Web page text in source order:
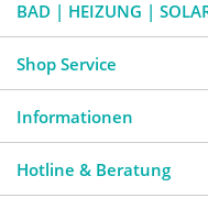
BAD | HEIZUNG |
Shop Service
Informationen
Hotline & Beratung